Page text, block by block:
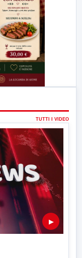
TUTTI I VIDEO
▶